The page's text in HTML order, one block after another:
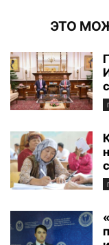
ЭТО